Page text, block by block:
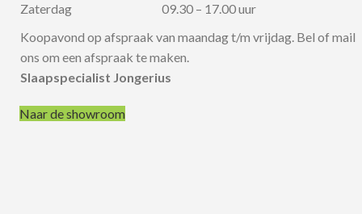
Zaterdag
09.30 – 17.00 uur
Koopavond op afspraak van maandag t/m vrijdag. Bel of mail
ons om een afspraak te maken.
Slaapspecialist Jongerius
Naar de showroom